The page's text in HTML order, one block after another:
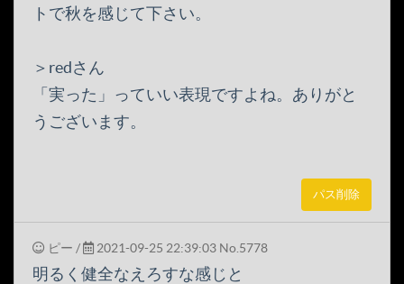
トで秋を感じて下さい。
＞redさん
「実った」っていい表現ですよね。ありがと
うございます。
パス削除
ピー / 2021-09-25 22:39:03 No.5778
明るく健全なえろすな感じと